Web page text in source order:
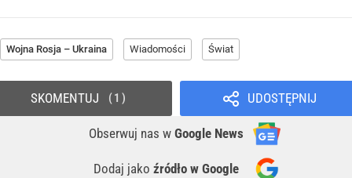
Wojna Rosja – Ukraina Wiadomości Świat
UDOSTĘPNIJ
Obserwuj nas w Google News
Dodaj jako źródło w Google
SKOMENTUJ 1